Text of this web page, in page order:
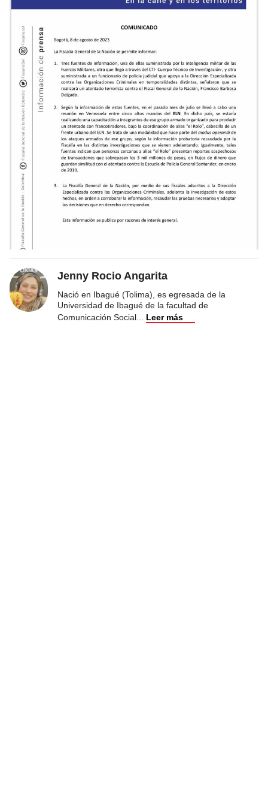
Jenny Rocio Angarita
Nació en Ibagué (Tolima), es egresada de la
Universidad de Ibagué de la facultad de
Comunicación Social... Leer más